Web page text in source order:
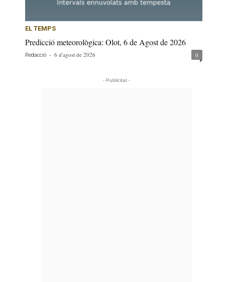
EL TEMPS
Predicció meteorològica: Olot, 6 de Agost de 2026
Redacció - 6 d'agost de 2026 0
- Publicitat -